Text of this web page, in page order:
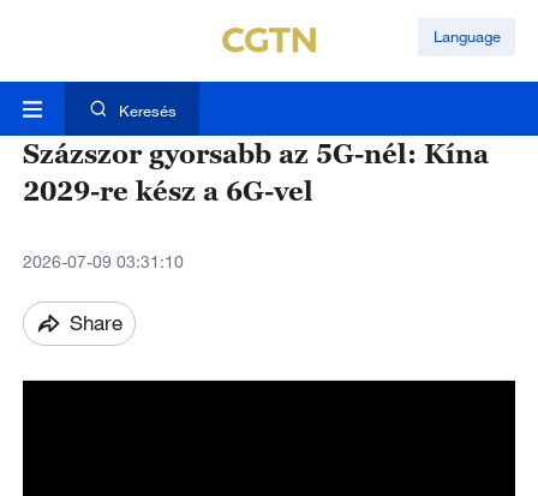
Language
Keresés
Százszor gyorsabb az 5G-nél: Kína
2029-re kész a 6G-vel
2026-07-09 03:31:10
Share